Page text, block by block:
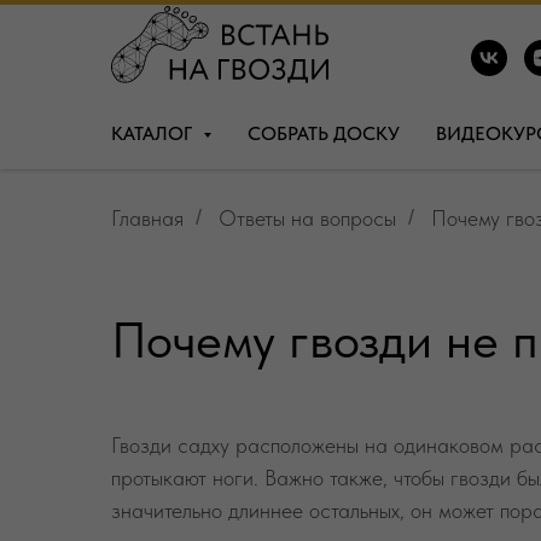
КАТАЛОГ СОБРАТЬ ДОСКУ
Главная / Ответы на вопросы / Почему
Почему гвозди не
Гвозди садху расположены на одинаковом
протыкают ноги. Важно также, чтобы гвозди
значительно длиннее остальных, он может